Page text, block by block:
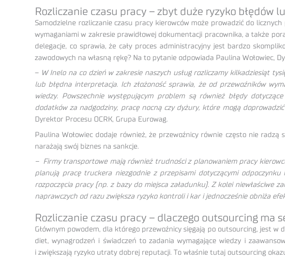
Rozliczanie czasu pracy – zbyt duże ryzyko błędów
Samodzielne rozliczanie czasu pracy kierowców może prowadzić do
wymaganiami w zakresie prawidłowej dokumentacji pracownika, a także
delegacje, co sprawia, że cały proces administracyjny jest bardzo
zawodowych na własną rękę? Na to pytanie odpowiada Paulina Wołowiec,
– W Inelo na co dzień w zakresie naszych usług rozliczamy kilkadziesiąt
lub błędna interpretacja. Ich złożoność sprawia, że od przewoźników
wiedzy. Powszechnie występującym problem są również błędy
dodatków za nadgodziny, pracę nocną czy dyżury, które mogą
Dyrektor Procesu OCRK, Grupa Eurowag.
Paulina Wołowiec dodaje również, że przewoźnicy równie często nie
narażają swój biznes na sankcje.
– Firmy transportowe mają również trudności z planowaniem pracy
planują pracę truckera niezgodnie z przepisami dotyczącymi
rozpoczęcia pracy (np. z bazy do miejsca załadunku). Z kolei niewłaściwe
naprawczych od razu zwiększa ryzyko kontroli i kar i jednocześnie obniża
Rozliczanie czasu pracy – dlaczego outsourcing ma
Głównym powodem, dla którego przewoźnicy sięgają po outsourcing, jest
diet, wynagrodzeń i świadczeń to zadania wymagające wiedzy i
i zwiększają ryzyko utraty dobrej reputacji. To właśnie tutaj outsourcing